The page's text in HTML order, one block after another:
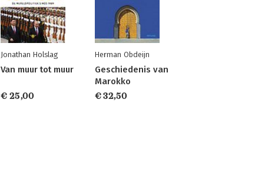
Jonathan Holslag
Van muur tot muur
€ 25,00
Herman Obdeijn
Geschiedenis van
Marokko
€ 32,50